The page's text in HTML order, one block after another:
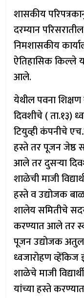
शासकीय
दरम्यान
निमशासकीय
ऐतिहासिक किल्ले
आले.
येथील पवना
दिवशीचे ( ता.१३)
टियुव्ही कंपनीचे
हस्ते तर पूजन जेष्ठ
आले तर दुसऱ्या
शाळेची माजी
हस्ते व उद्योजक
शालेय समितीचे
करण्यात आले तर
पूजन उद्योजक
ध्वजारोहण
शाळेचे माजी
यांच्या हस्ते